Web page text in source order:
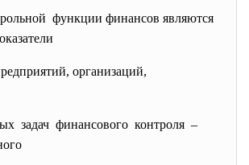
функции финансов являются
организаций,
задач финансового контроля –